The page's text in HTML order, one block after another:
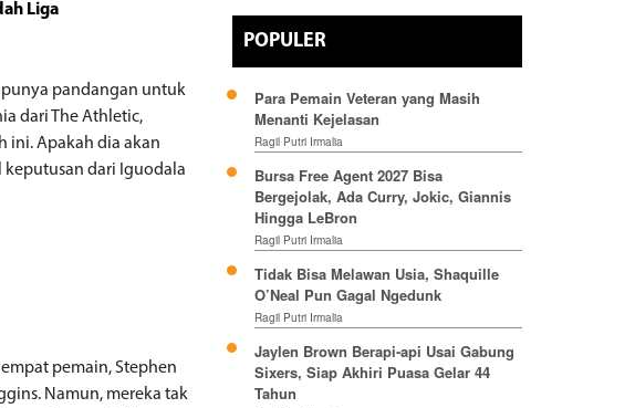
Liga
pandangan untuk
dari The Athletic,
ini. Apakah dia akan
keputusan dari Iguodala
pemain, Stephen
Namun, mereka tak
POPULER
Para Pemain Veteran yang Masih
Menanti Kejelasan
Ragil Putri Irmalia
Bursa Free Agent 2027 Bisa
Bergejolak, Ada Curry, Jokic, Giannis
Hingga LeBron
Ragil Putri Irmalia
Tidak Bisa Melawan Usia, Shaquille
O’Neal Pun Gagal Ngedunk
Ragil Putri Irmalia
Jaylen Brown Berapi-api Usai Gabung
Sixers, Siap Akhiri Puasa Gelar 44
Tahun